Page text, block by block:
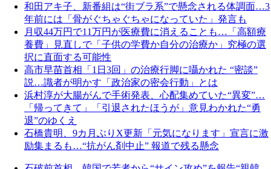
和田アキ子、新番組は“街ブラ系”で懸念される体調面…3
年前には「骨がぐちゃぐちゃになっていた」発言も
月収44万円で11万円が医療費に消えることも…「高額療
養費」見直しで「子供の学費か自分の治療か」究極の選
択に直面する可能性
高市早苗首相「1日3回」の治療行脚に囁かれた “密談”
説…識者が明かす「政治家の密会行動」とは
浜村淳が大腸がんで手術発表、心配集めていた“異変”…
「帰ってきて」「引退されたほうが」意見わかれた“勇
退”のゆくえ
石橋貴明、9カ月ぶりX更新「元気になります」宣言に激
励集まるも…“抗がん剤中止” 報道で残る懸念